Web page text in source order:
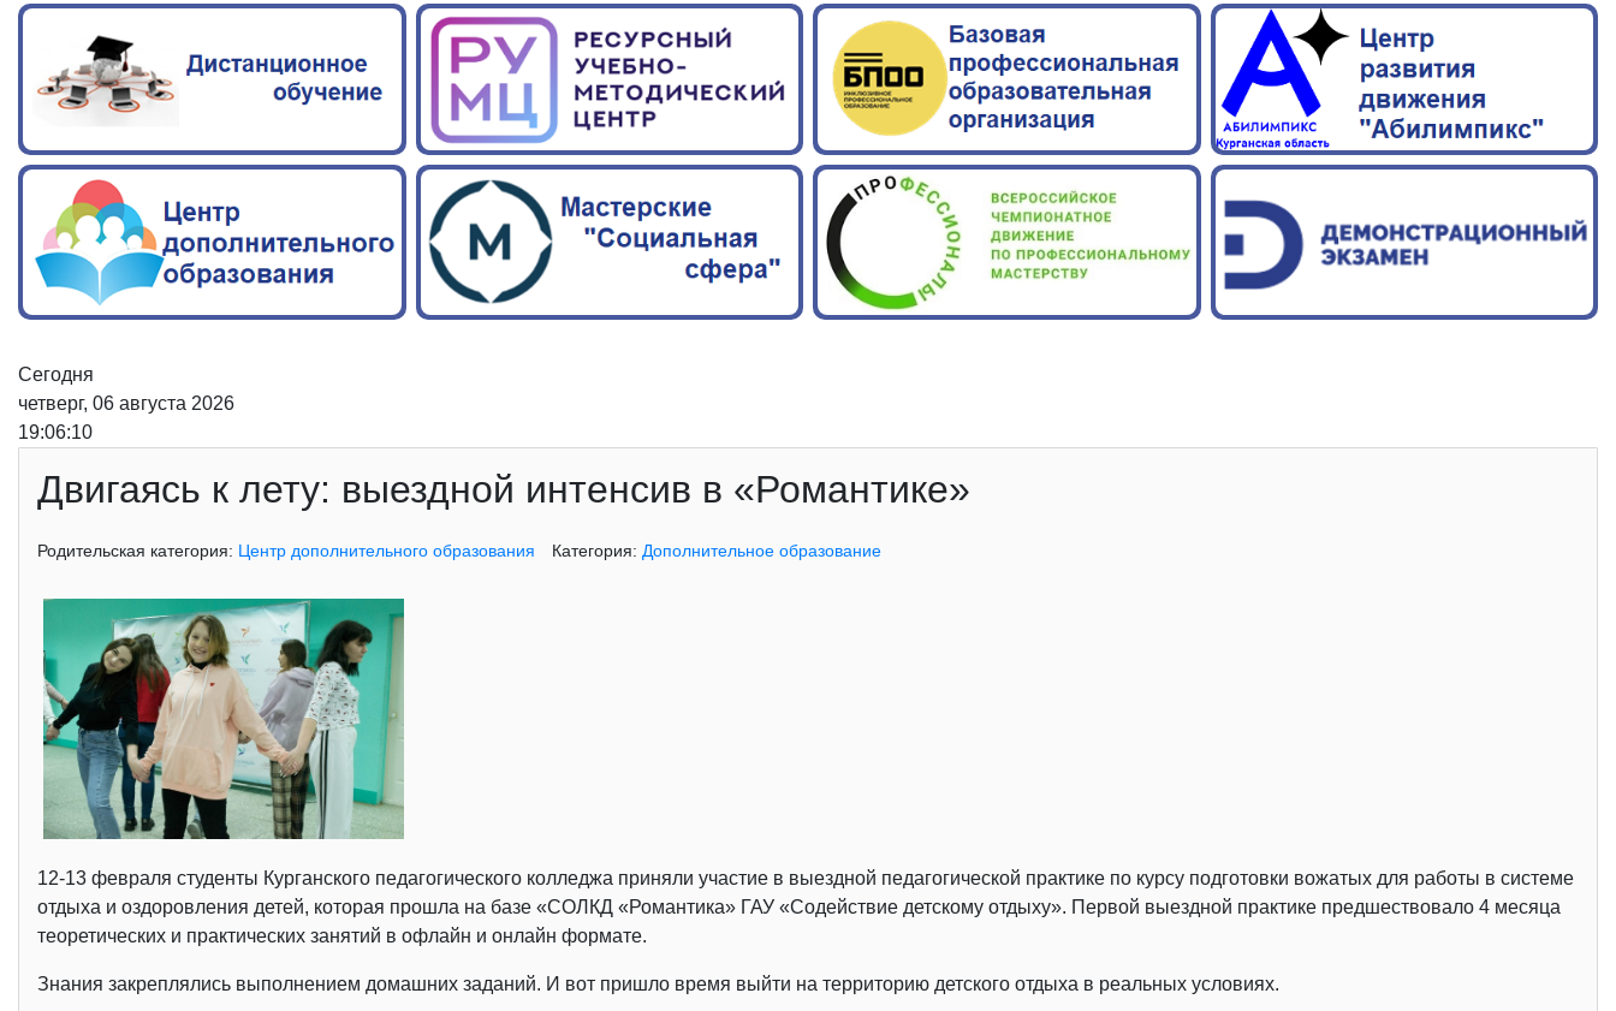
Сегодня
четверг, 06 августа 2026
19:06:11
Двигаясь к лету: выездной интенсив в «Романтике»
Родительская категория: Центр дополнительного образования Категория: Дополнительное образование
12-13 февраля студенты Курганского педагогического колледжа приняли участие в выездной педагогической практике по курсу подготовки вожатых для работы в системе
отдыха и оздоровления детей, которая прошла на базе «СОЛКД «Романтика» ГАУ «Содействие детскому отдыху». Первой выездной практике предшествовало 4 месяца
теоретических и практических занятий в офлайн и онлайн формате.
Знания закреплялись выполнением домашних заданий. И вот пришло время выйти на территорию детского отдыха в реальных условиях.